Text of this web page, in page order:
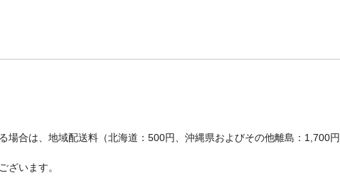
場合は、地域配送料（北海道：500円、沖縄県およびその他離島：1,700
ざいます。